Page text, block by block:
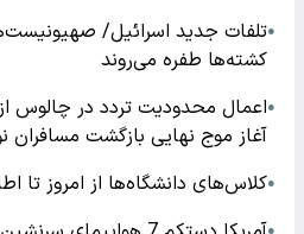
●تلفات جدید اسرائیل/
کشته‌ها طفره می‌روند
●
آغاز موج نهایی بازگشت مسافران
●کلاس‌های دانشگاه‌ها از امروز تا